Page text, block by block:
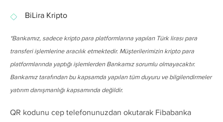
BiLira Kripto
*Bankamız, sadece kripto para platformlarına yapılan Türk lirası para
transferi işlemlerine aracılık etmektedir. Müşterilerimizin kripto para
platformlarında yaptığı işlemlerden Bankamız sorumlu olmayacaktır.
Bankamız tarafından bu kapsamda yapılan tüm duyuru ve bilgilendirmeler
yatırım danışmanlığı kapsamında değildir.
QR kodunu cep telefonunuzdan okutarak Fibabanka